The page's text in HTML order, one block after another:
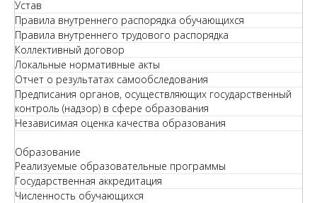
Устав
Правила внутреннего распорядка обучающихся
Правила внутреннего трудового распорядка
Коллективный договор
Локальные нормативные акты
Отчет о результатах самообследования
Предписания органов, осуществляющих государственный
контроль (надзор) в сфере образования
Независимая оценка качества образования
Образование
Реализуемые образовательные программы
Государственная аккредитация
Численность обучающихся